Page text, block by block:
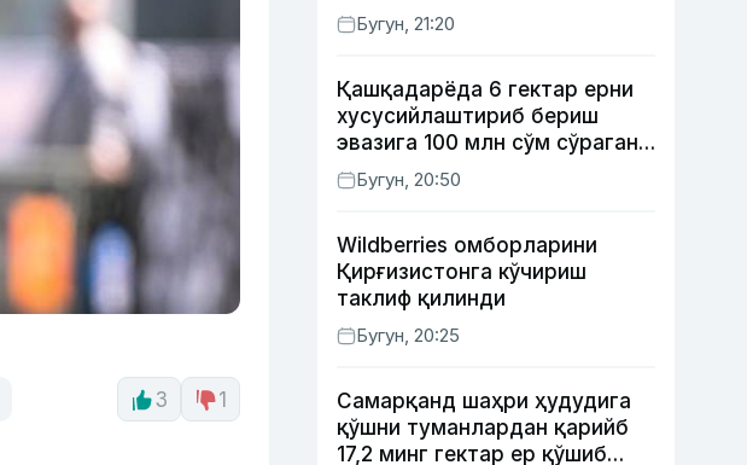
3 1
Бугун, 21:20
Қашқадарёда 6 гектар ерни
хусусийлаштириб бериш
эвазига 100 млн сўм сўраган
шахс ушланди
Бугун, 20:50
Wildberries омборларини
Қирғизистонга кўчириш
таклиф қилинди
Бугун, 20:25
Самарқанд шаҳри ҳудудига
қўшни туманлардан қарийб
17,2 минг гектар ер қўшиб